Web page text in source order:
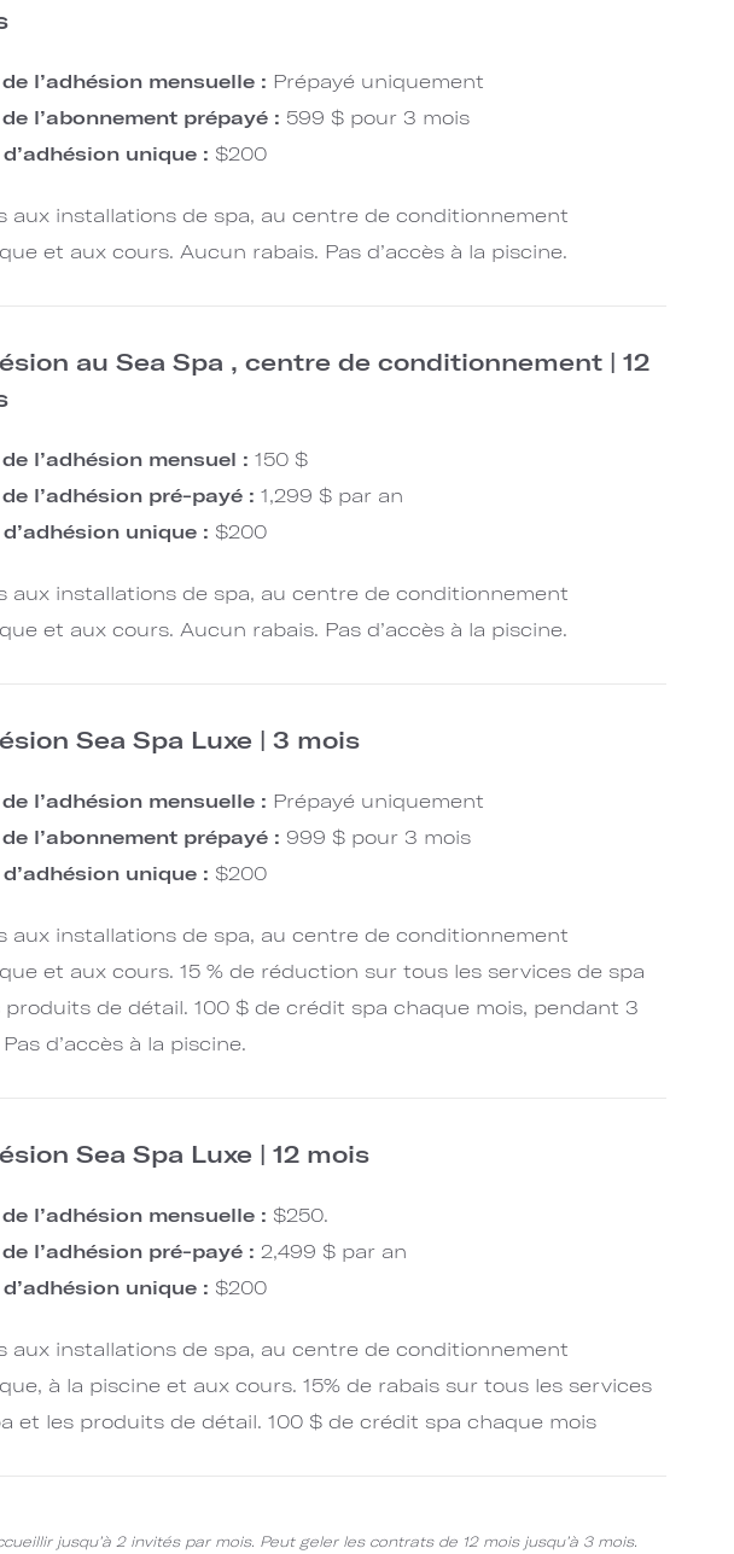
l’adhésion mensuelle : Prépayé uniquement
l’abonnement prépayé : 599 $ pour 3 mois
unique : $200
aux installations de spa, au centre de conditionnement
et aux cours. Aucun rabais. Pas d’accès à la piscine.
au Sea Spa , centre de conditionnement | 12
l’adhésion mensuel : 150 $
l’adhésion pré-payé : 1,299 $ par an
unique : $200
aux installations de spa, au centre de conditionnement
et aux cours. Aucun rabais. Pas d’accès à la piscine.
Sea Spa Luxe | 3 mois
l’adhésion mensuelle : Prépayé uniquement
l’abonnement prépayé : 999 $ pour 3 mois
unique : $200
aux installations de spa, au centre de conditionnement
et aux cours. 15 % de réduction sur tous les services de spa
produits de détail. 100 $ de crédit spa chaque mois, pendant 3
d’accès à la piscine.
Sea Spa Luxe | 12 mois
l’adhésion mensuelle : $250.
l’adhésion pré-payé : 2,499 $ par an
unique : $200
aux installations de spa, au centre de conditionnement
à la piscine et aux cours. 15% de rabais sur tous les services
et les produits de détail. 100 $ de crédit spa chaque mois
jusqu’à 2 invités par mois. Peut geler les contrats de 12 mois jusqu’à 3 mois.